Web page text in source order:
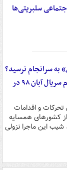
سلبریتی‌ها
به سرانجام نرسید؟
/ آشنایی با سازندگان فصل دوم سریال آبان ۹۸ در
تحرکات و اقدامات
کشورهای همسایه
این ماجرا نزولی